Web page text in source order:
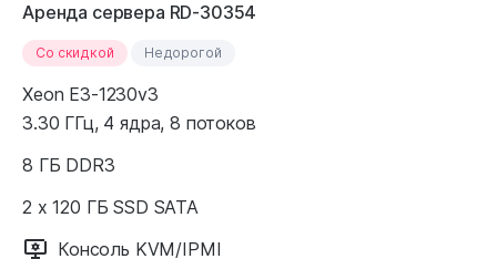
Аренда сервера RD-30354
Cо скидкой Недорогой
Xeon E3-1230v3
3.30 ГГц, 4 ядра, 8 потоков
8 ГБ DDR3
2 x 120 ГБ SSD SATA
Консоль KVM/IPMI